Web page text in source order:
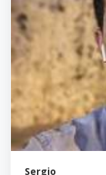
Sergio